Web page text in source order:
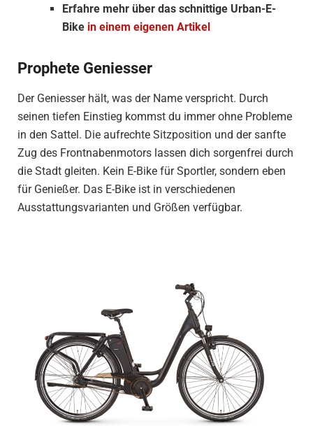
Erfahre mehr über das schnittige Urban-E-
Bike in einem eigenen Artikel
Prophete Geniesser
Der Geniesser hält, was der Name verspricht. Durch
seinen tiefen Einstieg kommst du immer ohne Probleme
in den Sattel. Die aufrechte Sitzposition und der sanfte
Zug des Frontnabenmotors lassen dich sorgenfrei durch
die Stadt gleiten. Kein E-Bike für Sportler, sondern eben
für Genießer. Das E-Bike ist in verschiedenen
Ausstattungsvarianten und Größen verfügbar.